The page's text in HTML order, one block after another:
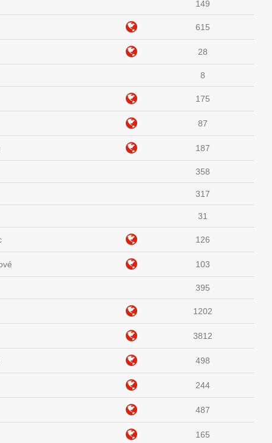
149
615
28
8
175
87
187
358
317
31
126
103
395
1202
3812
498
244
487
165